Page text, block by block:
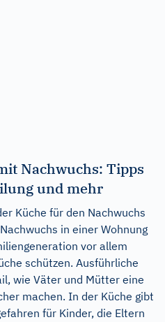
Nachwuchs: Tipps
und mehr
Küche für den Nachwuchs
in einer Wohnung
vor allem
schützen. Ausführliche
wie Väter und Mütter eine
machen. In der Küche gibt
für Kinder, die Eltern